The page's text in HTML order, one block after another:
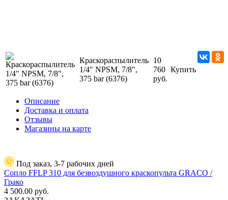
Краскораспылитель
1/4" NPSM, 7/8",
375 bar (6376)
10
760
руб.
Купить
Описание
Доставка и оплата
Отзывы
Магазины на карте
Под заказ, 3-7 рабочих дней
Сопло FFLP 310 для безвоздушного краскопульта GRACO /
Грако
4 500.00 руб.